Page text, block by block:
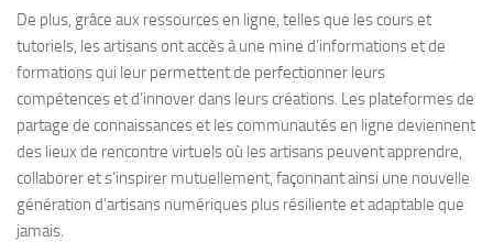
De plus, grâce aux ressources en ligne, telles que les cours et
tutoriels, les artisans ont accès à une mine d’informations et de
formations qui leur permettent de perfectionner leurs
compétences et d’innover dans leurs créations. Les plateformes de
partage de connaissances et les communautés en ligne deviennent
des lieux de rencontre virtuels où les artisans peuvent apprendre,
collaborer et s’inspirer mutuellement, façonnant ainsi une nouvelle
génération d’artisans numériques plus résiliente et adaptable que
jamais.